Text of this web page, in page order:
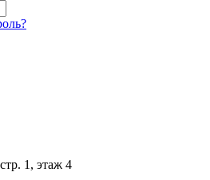
1, этаж 4